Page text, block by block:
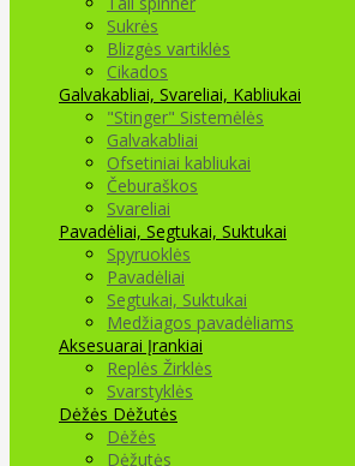
Sukrės
Blizgės vartiklės
Cikados
Galvakabliai, Svareliai, Kabliukai
"Stinger" Sistemėlės
Galvakabliai
Ofsetiniai kabliukai
Čeburaškos
Svareliai
Pavadėliai, Segtukai, Suktukai
Spyruoklės
Pavadėliai
Segtukai, Suktukai
Medžiagos pavadėliams
Aksesuarai Įrankiai
Replės Žirklės
Svarstyklės
Dėžės Dėžutės
Dėžės
Dėžutės